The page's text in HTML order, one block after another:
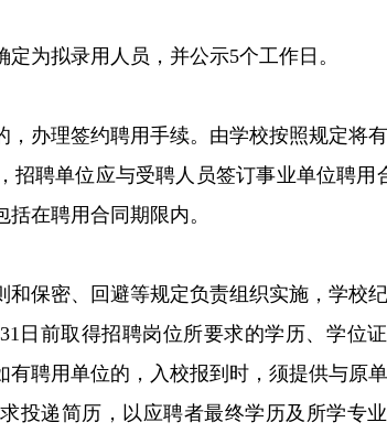
为拟录用人员，并公示5个工作日。
办理签约聘用手续。由学校按照规定将
招聘单位应与受聘人员签订事业单位聘
在聘用合同期限内。
和保密、回避等规定负责组织实施，学校
31日前取得招聘岗位所要求的学历、学
有聘用单位的，入校报到时，须提供与原
投递简历，以应聘者最终学历及所学